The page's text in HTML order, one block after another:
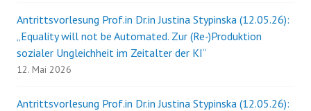
Antrittsvorlesung Prof.in Dr.in Justina Stypinska (12.05.26):
„Equality will not be Automated. Zur (Re-)Produktion
sozialer Ungleichheit im Zeitalter der KI“
12. Mai 2026
Antrittsvorlesung Prof.in Dr.in Justina Stypinska (12.05.26):